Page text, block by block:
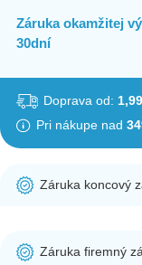
Záruka okamžitej
30dní
Doprava od:
Pri nákupe nad
Záruka koncový
potrebná registrácia
Záruka firemný